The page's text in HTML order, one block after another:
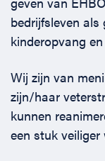
Horeca
Onderwijs
BHV voor
BHV voor de
BHV voor
EHBO voor
EHBO voor
EHBO voor
Reanimatie
Over Ons
Nieuws
Contact
Zakelijk
bedrijfsleven
kinderopvang
Wij zijn van
zijn/haar
kunnen
een stuk veiliger